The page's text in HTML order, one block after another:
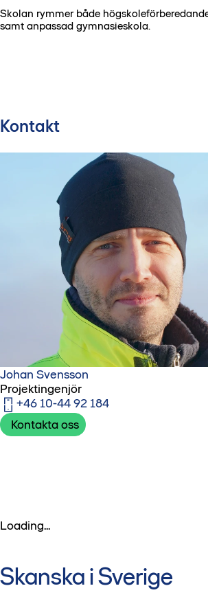
Skolan rymmer både
samt anpassad gymnasieskola.
Kontakt
Johan Svensson
Projektingenjör
+46 10-44 92 184
Kontakta oss
Loading...
Skanska i Sverige